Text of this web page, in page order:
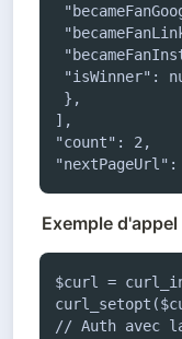
"isWinner":
},
],
"count": 2,
Exemple d'appel
$curl =
// Auth avec